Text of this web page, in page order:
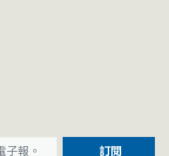
訂閱